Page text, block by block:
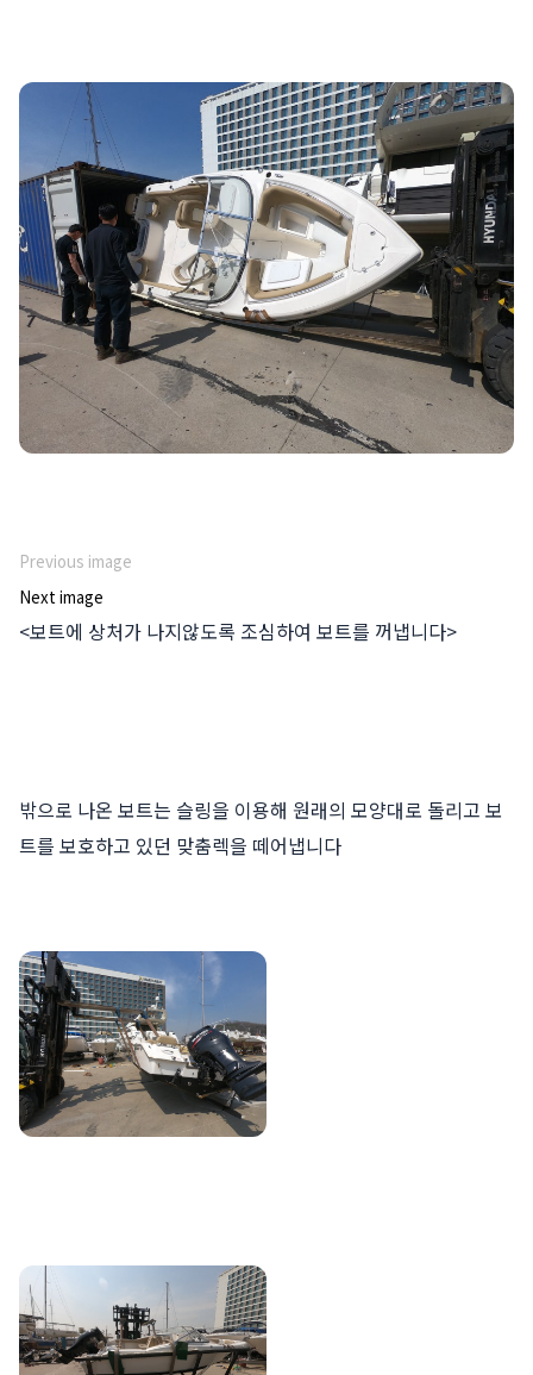
Previous image
Next image
<보트에 상처가 나지않도록 조심하여 보트를 꺼냅니다>
밖으로 나온 보트는 슬링을 이용해 원래의 모양대로 돌리고 보
트를 보호하고 있던 맞춤렉을 떼어냅니다